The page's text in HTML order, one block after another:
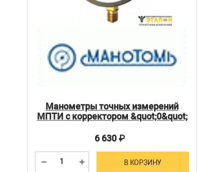
Манометры точных измерений
МПТИ с корректором &quot;0&quot;
6 630₽
В КОРЗИНУ